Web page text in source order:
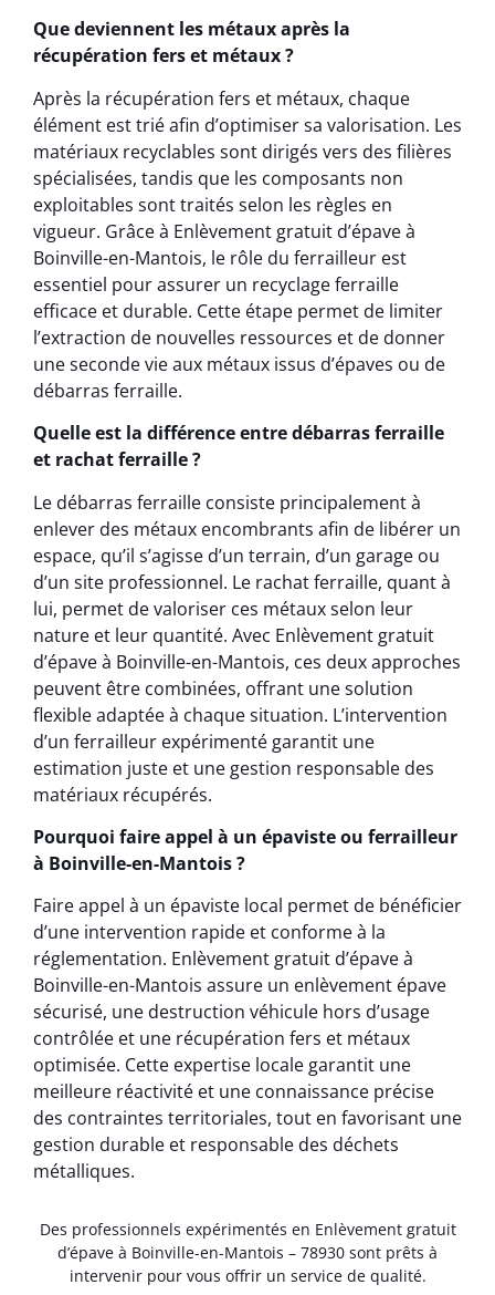
Que deviennent les métaux après la
récupération fers et métaux ?
Après la récupération fers et métaux, chaque
élément est trié afin d’optimiser sa valorisation. Les
matériaux recyclables sont dirigés vers des filières
spécialisées, tandis que les composants non
exploitables sont traités selon les règles en
vigueur. Grâce à Enlèvement gratuit d’épave à
Boinville-en-Mantois, le rôle du ferrailleur est
essentiel pour assurer un recyclage ferraille
efficace et durable. Cette étape permet de limiter
l’extraction de nouvelles ressources et de donner
une seconde vie aux métaux issus d’épaves ou de
débarras ferraille.
Quelle est la différence entre débarras ferraille
et rachat ferraille ?
Le débarras ferraille consiste principalement à
enlever des métaux encombrants afin de libérer un
espace, qu’il s’agisse d’un terrain, d’un garage ou
d’un site professionnel. Le rachat ferraille, quant à
lui, permet de valoriser ces métaux selon leur
nature et leur quantité. Avec Enlèvement gratuit
d’épave à Boinville-en-Mantois, ces deux approches
peuvent être combinées, offrant une solution
flexible adaptée à chaque situation. L’intervention
d’un ferrailleur expérimenté garantit une
estimation juste et une gestion responsable des
matériaux récupérés.
Pourquoi faire appel à un épaviste ou ferrailleur
à Boinville-en-Mantois ?
Faire appel à un épaviste local permet de bénéficier
d’une intervention rapide et conforme à la
réglementation. Enlèvement gratuit d’épave à
Boinville-en-Mantois assure un enlèvement épave
sécurisé, une destruction véhicule hors d’usage
contrôlée et une récupération fers et métaux
optimisée. Cette expertise locale garantit une
meilleure réactivité et une connaissance précise
des contraintes territoriales, tout en favorisant une
gestion durable et responsable des déchets
métalliques.
Des professionnels expérimentés en Enlèvement gratuit
d’épave à Boinville-en-Mantois – 78930 sont prêts à
intervenir pour vous offrir un service de qualité.